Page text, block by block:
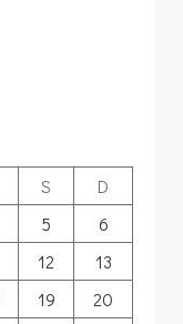
S
D
5
6
12
13
19
20